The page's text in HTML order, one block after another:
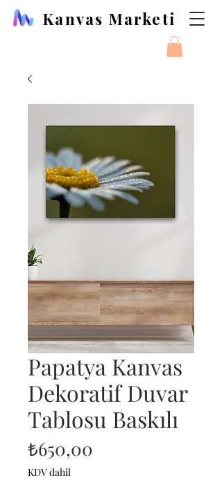
Kanvas Marketi
Papatya Kanvas
Dekoratif Duvar
Tablosu Baskılı
₺650,00
KDV dahil